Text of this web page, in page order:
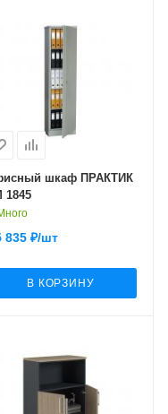
шкаф ПРАКТИК
1845
835₽/шт
В КОРЗИНУ